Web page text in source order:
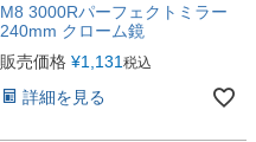
M8 3000Rパーフェクトミラー
240mm クローム鏡
販売価格 ¥1,131 税込
詳細を見る